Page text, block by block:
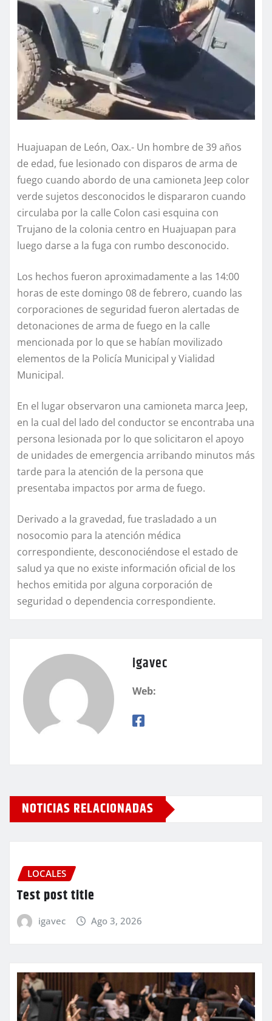
Huajuapan de León, Oax.- Un hombre de 39 años
de edad, fue lesionado con disparos de arma de
fuego cuando abordo de una camioneta Jeep color
verde sujetos desconocidos le dispararon cuando
circulaba por la calle Colon casi esquina con
Trujano de la colonia centro en Huajuapan para
luego darse a la fuga con rumbo desconocido.
Los hechos fueron aproximadamente a las 14:00
horas de este domingo 08 de febrero, cuando las
corporaciones de seguridad fueron alertadas de
detonaciones de arma de fuego en la calle
mencionada por lo que se habían movilizado
elementos de la Policía Municipal y Vialidad
Municipal.
En el lugar observaron una camioneta marca Jeep,
en la cual del lado del conductor se encontraba una
persona lesionada por lo que solicitaron el apoyo
de unidades de emergencia arribando minutos más
tarde para la atención de la persona que
presentaba impactos por arma de fuego.
Derivado a la gravedad, fue trasladado a un
nosocomio para la atención médica
correspondiente, desconociéndose el estado de
salud ya que no existe información oficial de los
hechos emitida por alguna corporación de
seguridad o dependencia correspondiente.
igavec
Web:
NOTICIAS RELACIONADAS
LOCALES
Test post title
igavec Ago 3, 2026